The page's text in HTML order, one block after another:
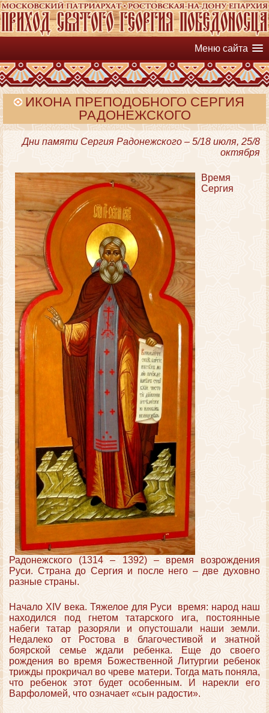
Меню сайта
ИКОНА ПРЕПОДОБНОГО СЕРГИЯ
РАДОНЕЖСКОГО
Дни памяти Сергия Радонежского – 5/18 июля, 25/8
октября
Время
Сергия
Радонежского (1314 – 1392) – время возрождения
Руси. Страна до Сергия и после него – две духовно
разные страны.
Начало XIV века. Тяжелое для Руси время: народ наш
находился под гнетом татарского ига, постоянные
набеги татар разоряли и опустошали наши земли.
Недалеко от Ростова в благочестивой и знатной
боярской семье ждали ребенка. Еще до своего
рождения во время Божественной Литургии ребенок
трижды прокричал во чреве матери. Тогда мать поняла,
что ребенок этот будет особенным. И нарекли его
Варфоломей, что означает «сын радости».